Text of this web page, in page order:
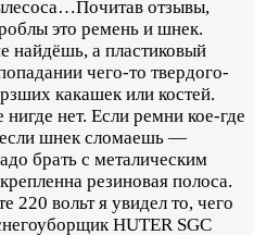
отзывы,
это ремень и шнек.
найдёшь, а пластиковый
чего-то твердого-
какашек или костей.
нет. Если ремни кое-где
шнек сломаешь —
брать с металическим
резиновая полоса.
220 вольт я увидел то, чего
HUTER SGC